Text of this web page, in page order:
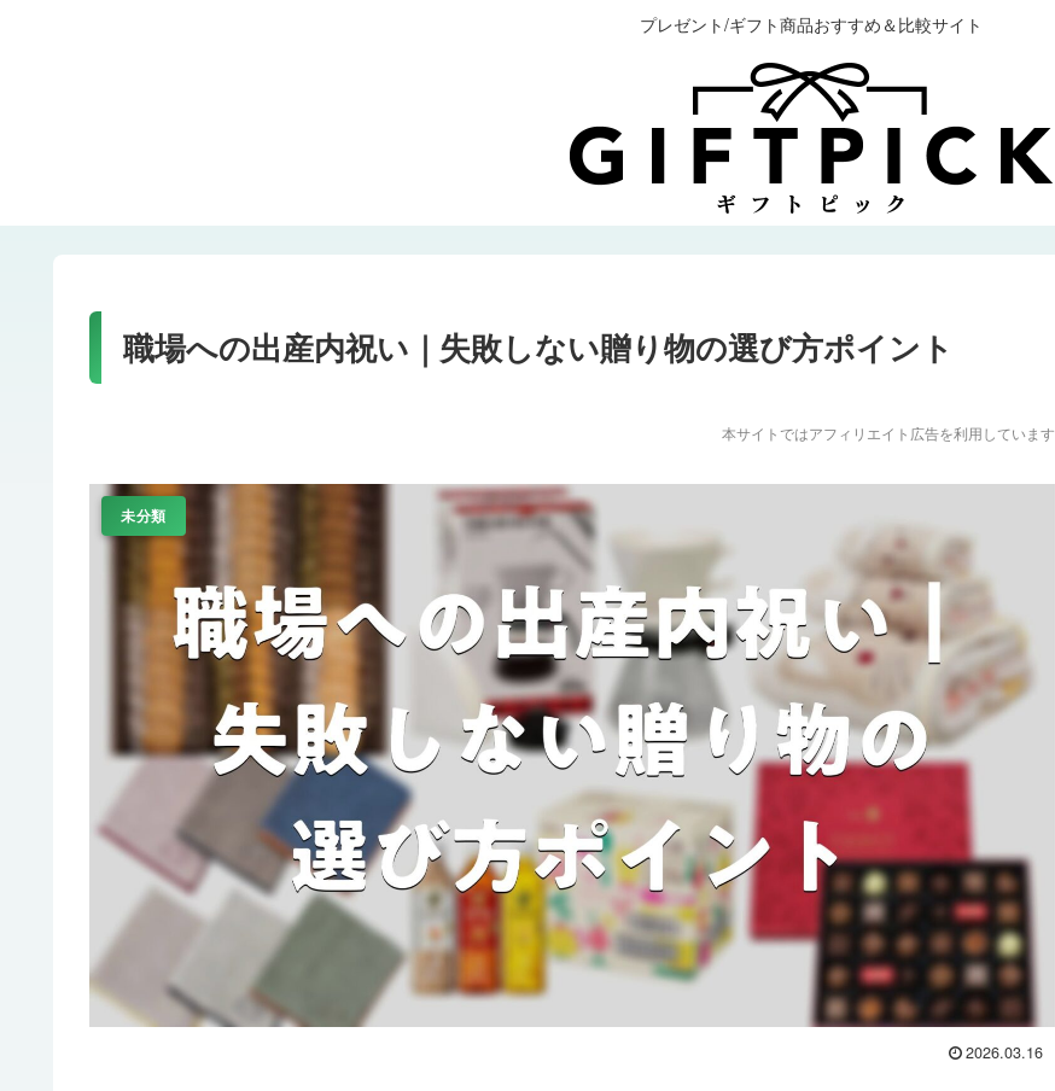
プレゼント/ギフト商品おすすめ＆比較サイト
職場への出産内祝い｜失敗しない贈り物の選び方ポイント
本サイトではアフィリエイト広告を利用しています
未分類
2026.03.16